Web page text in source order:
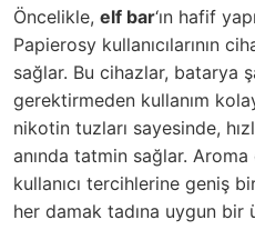
Öncelikle, elf bar‘ın hafif
Papierosy kullanıcılarının
sağlar. Bu cihazlar, batarya
gerektirmeden kullanım
nikotin tuzları sayesinde,
anında tatmin sağlar. Aroma
kullanıcı tercihlerine geniş
her damak tadına uygun bir